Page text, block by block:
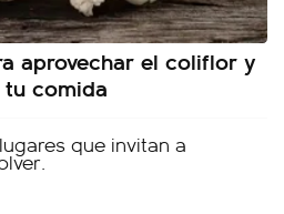
aprovechar el coliflor y
comida